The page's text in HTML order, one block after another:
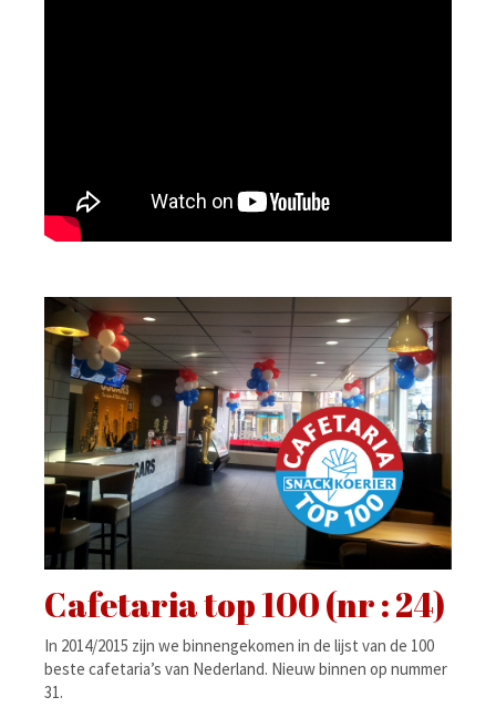
Cafetaria top 100 (nr : 24)
In 2014/2015 zijn we binnengekomen in de lijst van de 100
beste cafetaria’s van Nederland. Nieuw binnen op nummer
31.